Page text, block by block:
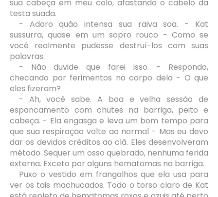
sua cabeça em meu colo, afastando o cabelo da
testa suada.
- Adoro quão intensa sua raiva soa. - Kat
sussurra, quase em um sopro rouco - Como se
você realmente pudesse destruí-los com suas
palavras.
- Não duvide que farei isso. - Respondo,
checando por ferimentos no corpo dela - O que
eles fizeram?
- Ah, você sabe. A boa e velha sessão de
espancamento com chutes na barriga, peito e
cabeça. - Ela engasga e leva um bom tempo para
que sua respiração volte ao normal - Mas eu devo
dar os devidos créditos ao clã. Eles desenvolveram
método. Sequer um osso quebrado, nenhuma ferida
externa. Exceto por alguns hematomas na barriga.
Puxo o vestido em frangalhos que ela usa para
ver os tais machucados. Todo o torso claro de Kat